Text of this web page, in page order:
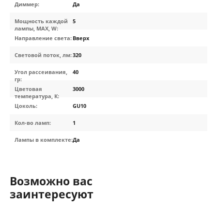
Диммер: Да
Мощность каждой
лампы, MAX, W:
5
Направление света: Вверх
Световой поток, лм:320
Угол рассеивания,
гр:
40
Цветовая
температура, К:
3000
Цоколь: GU10
Кол-во ламп: 1
Лампы в комплекте:Да
Возможно вас
заинтересуют